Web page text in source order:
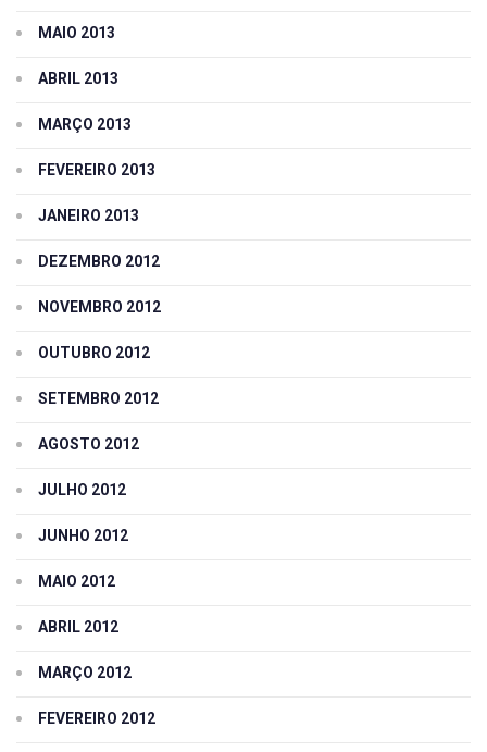
MAIO 2013
ABRIL 2013
MARÇO 2013
FEVEREIRO 2013
JANEIRO 2013
DEZEMBRO 2012
NOVEMBRO 2012
OUTUBRO 2012
SETEMBRO 2012
AGOSTO 2012
JULHO 2012
JUNHO 2012
MAIO 2012
ABRIL 2012
MARÇO 2012
FEVEREIRO 2012